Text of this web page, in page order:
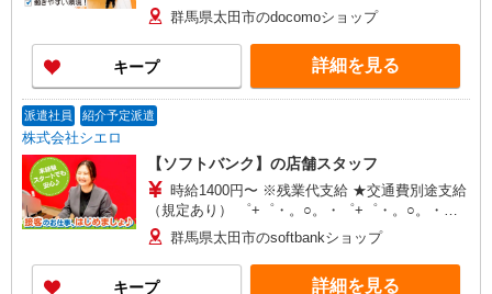
+゜・。○。・゜+゜・。○。・゜+゜ 入社祝い金10
万円支給(規定有) お友達を紹介頂くと, インセンテ
ィブ支給(規定有) ★月2回払い・週払い可能（規程
有）★ ゜・。○。・゜+゜・。○。・゜+゜
群馬県太田市のdocomoショップ
キープ 詳細を見る
派遣社員 紹介予定派遣
株式会社シエロ
【ソフトバンク】の店舗スタッフ
時給1400円〜 ※残業代支給 ★交通費別途支給
（規定あり） ゜+゜・。○。・゜+゜・。○。・゜
+゜ 入社祝い金10万円支給(規定有) お友達を紹介
頂くと, インセンティブ支給(規定有) ★月2回払
い・週払い可能（規程有）★ ゜・。○。・゜
+゜・。○。・゜+゜
群馬県太田市のsoftbankショップ
キープ 詳細を見る